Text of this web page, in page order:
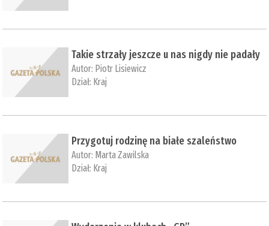
Takie strzały jeszcze u nas nigdy nie padały
Autor: Piotr Lisiewicz
Dział: Kraj
Przygotuj rodzinę na białe szaleństwo
Autor: Marta Zawilska
Dział: Kraj